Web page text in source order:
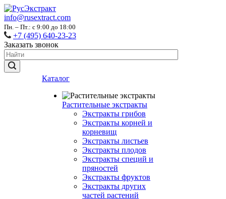
info@rusextract.com
Пн. – Пт.: с 9:00 до 18:00
+7 (495) 640-23-23
Заказать звонок
Каталог
Растительные экстракты
Экстракты грибов
Экстракты корней и
корневищ
Экстракты листьев
Экстракты плодов
Экстракты специй и
пряностей
Экстракты фруктов
Экстракты других
частей растений